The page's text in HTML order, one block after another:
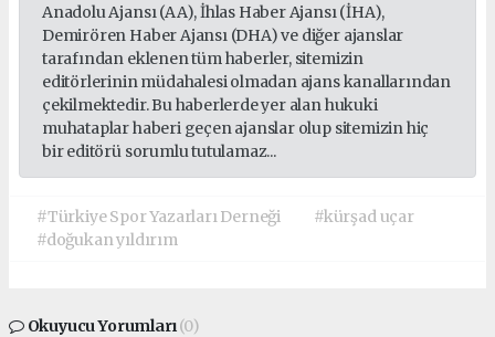
Anadolu Ajansı (AA), İhlas Haber Ajansı (İHA),
Demirören Haber Ajansı (DHA) ve diğer ajanslar
tarafından eklenen tüm haberler, sitemizin
editörlerinin müdahalesi olmadan ajans kanallarından
çekilmektedir. Bu haberlerde yer alan hukuki
muhataplar haberi geçen ajanslar olup sitemizin hiç
bir editörü sorumlu tutulamaz...
#Türkiye Spor Yazarları Derneği
#kürşad uçar
#doğukan yıldırım
Okuyucu Yorumları(0)